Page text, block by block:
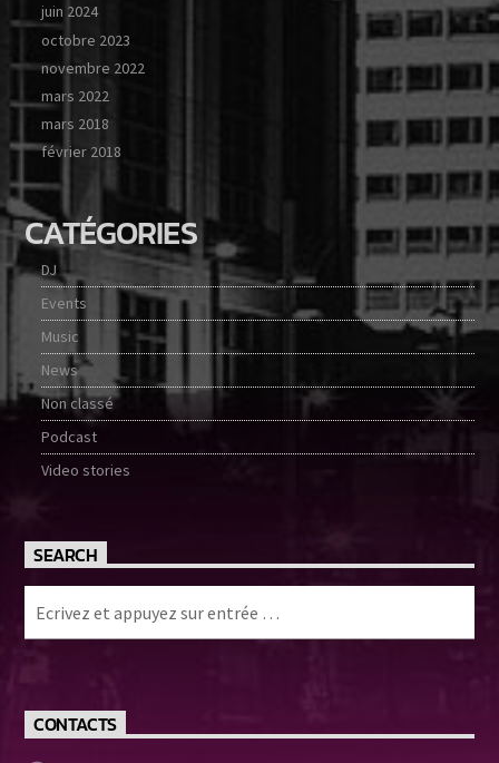
juin 2024
octobre 2023
novembre 2022
mars 2022
mars 2018
février 2018
CATÉGORIES
DJ
Events
Music
News
Non classé
Podcast
Video stories
SEARCH
CONTACTS